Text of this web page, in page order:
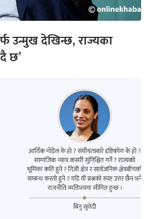
उन्मुख देखिन्छ, राज्यका
छ’